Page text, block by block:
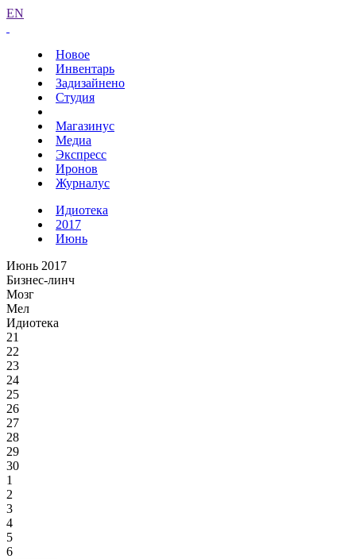
EN
Новое
Инвентарь
Задизайнено
Студия
Магазинус
Медиа
Экспресс
Иронов
Журналус
Идиотека
2017
Июнь
Июнь 2017
Бизнес-линч
Мозг
Мел
Идиотека
21
22
23
24
25
26
27
28
29
30
1
2
3
4
5
6